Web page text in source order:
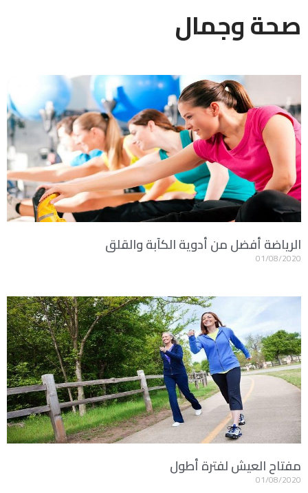
صحة وجمال
الرياضة أفضل من أدوية الكآبة والقلق
01/08/2020
مفتاح العيش لفترة أطول
01/08/2020